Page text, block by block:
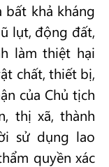
khả kháng
lụt, động đất,
làm thiệt hại
chất, thiết bị,
của Chủ tịch
thị xã, thành
sử dụng lao
quyền xác